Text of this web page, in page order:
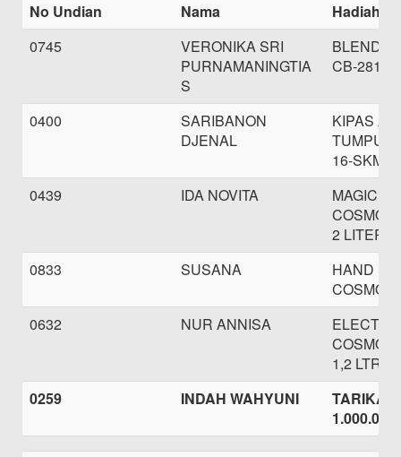
No Undian
Nama
Hadiah
0745
VERONIKA SRI
PURNAMANINGTIA
S
CB-281 G
0400
SARIBANON
DJENAL
KIPAS
TUMPU
16-SKM
0439
IDA NOVITA
MAGIC
COSMOS
2 LITER
0833
SUSANA
HAND
COSMOS
0632
NUR ANNISA
COSMOS
1,2 LTR
0259
INDAH WAHYUNI
TARIKAN